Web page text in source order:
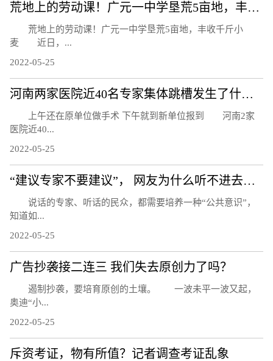
荒地上的劳动课！广元一中学垦荒5亩地，丰收千斤小麦
荒地上的劳动课！广元一中学垦荒5亩地，丰收千斤小
麦 近日，...
2022-05-25
河南两家医院近40名专家集体跳槽发生了什么？
上午还在原单位做手术 下午就到新单位报到 河南2家
医院近40...
2022-05-25
“建议专家不要建议”， 网友为什么听不进去话？
说话的专家、听话的民众，都需要培养一种“公共意识”，
知道如...
2022-05-25
广告抄袭接二连三 我们失去原创力了吗？
遏制抄袭，要培育原创的土壤。 一波未平一波又起，
奥迪“小...
2022-05-25
斥资考证，物有所值？记者调查考证乱象